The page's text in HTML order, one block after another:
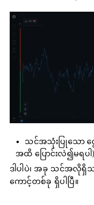
သင်အသုံးပြုသော ငွ
အထိ ပြောင်းလဲ၍မရပါ
ဒါပါပဲ၊ အခု သင်အလို
ကောင့်တစ်ခု ရှိပါပြီ။